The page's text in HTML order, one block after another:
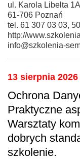
ul. Karola Libelta
61-706 Poznań
tel. 61 307 03 03,
http://
info@szkolenia-
13 sierpnia
Ochrona
Praktyczne
Warsztaty
dobrych
szkolenie.